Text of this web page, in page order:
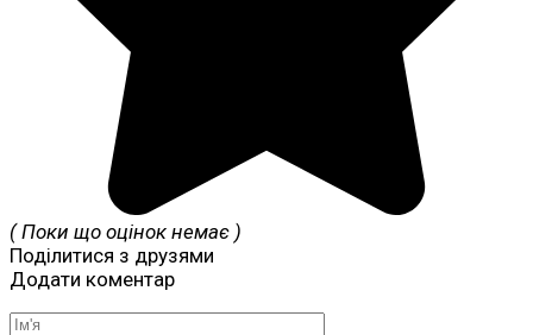
( Поки що оцінок немає )
Поділитися з друзями
Додати коментар
Ім'я